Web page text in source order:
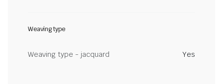
Weaving type
Weaving type - jacquard Yes